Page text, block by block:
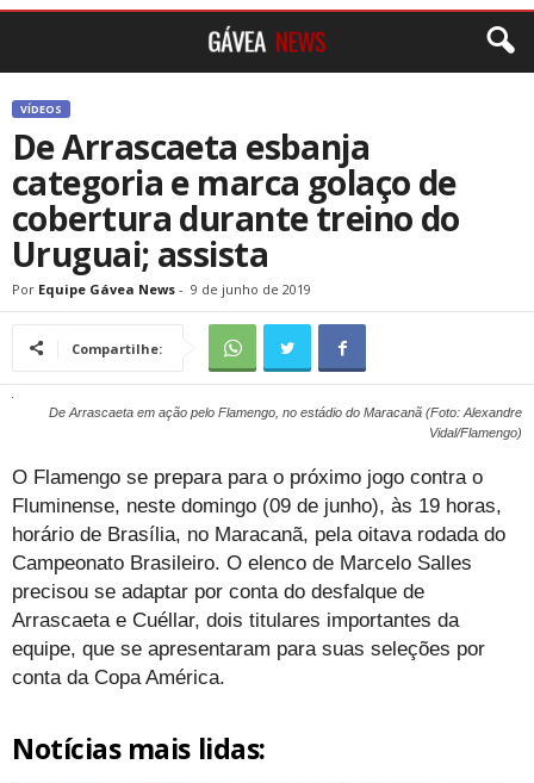
VÍDEOS
De Arrascaeta esbanja
categoria e marca golaço de
cobertura durante treino do
Uruguai; assista
Por Equipe Gávea News - 9 de junho de 2019
Compartilhe:
De Arrascaeta em ação pelo Flamengo, no estádio do Maracanã (Foto: Alexandre
Vidal/Flamengo)
O Flamengo se prepara para o próximo jogo contra o
Fluminense, neste domingo (09 de junho), às 19 horas,
horário de Brasília, no Maracanã, pela oitava rodada do
Campeonato Brasileiro. O elenco de Marcelo Salles
precisou se adaptar por conta do desfalque de
Arrascaeta e Cuéllar, dois titulares importantes da
equipe, que se apresentaram para suas seleções por
conta da Copa América.
Notícias mais lidas: